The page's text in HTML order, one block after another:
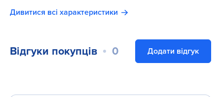
Дивитися всі характеристики
Відгуки покупців 0 Додати відгук